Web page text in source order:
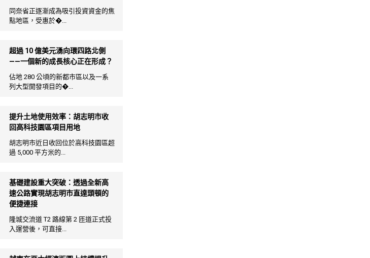
同奈省正逐漸成為吸引投資資金的焦
點地區，受惠於�...
超過 10 億美元湧向環四路北側
——一個新的成長核心正在形成？
佔地 280 公頃的新都市區以及一系
列大型開發項目的�...
提升土地使用效率：胡志明市收
回高科技園區項目用地
胡志明市近日收回位於高科技園區超
過 5,000 平方米的...
基礎建設重大突破：透過全新高
速公路實現胡志明市直達頭頓的
便捷連接
隆城交流道 T2 路線第 2 匝道正式投
入運營後，可直接...